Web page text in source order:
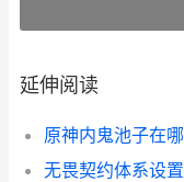
延伸阅读
原神内鬼池子在
无畏契约体系设